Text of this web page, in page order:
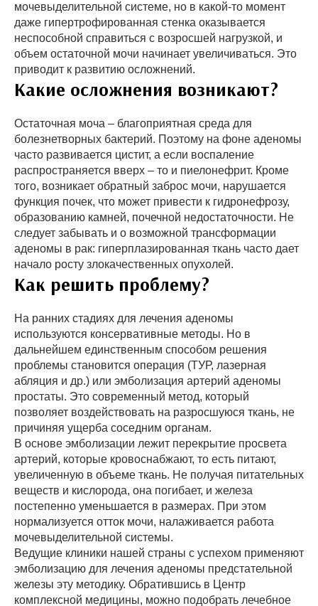
мочевыделительной системе, но в какой-то момент
даже гипертрофированная стенка оказывается
неспособной справиться с возросшей нагрузкой, и
объем остаточной мочи начинает увеличиваться. Это
приводит к развитию осложнений.
Какие осложнения возникают?
Остаточная моча – благоприятная среда для
болезнетворных бактерий. Поэтому на фоне аденомы
часто развивается цистит, а если воспаление
распространяется вверх – то и пиелонефрит. Кроме
того, возникает обратный заброс мочи, нарушается
функция почек, что может привести к гидронефрозу,
образованию камней, почечной недостаточности. Не
следует забывать и о возможной трансформации
аденомы в рак: гиперплазированная ткань часто дает
начало росту злокачественных опухолей.
Как решить проблему?
На ранних стадиях для лечения аденомы
используются консервативные методы. Но в
дальнейшем единственным способом решения
проблемы становится операция (ТУР, лазерная
абляция и др.) или эмболизация артерий аденомы
простаты. Это современный метод, который
позволяет воздействовать на разросшуюся ткань, не
причиняя ущерба соседним органам.
В основе эмболизации лежит перекрытие просвета
артерий, которые кровоснабжают, то есть питают,
увеличенную в объеме ткань. Не получая питательных
веществ и кислорода, она погибает, и железа
постепенно уменьшается в размерах. При этом
нормализуется отток мочи, налаживается работа
мочевыделительной системы.
Ведущие клиники нашей страны с успехом применяют
эмболизацию для лечения аденомы предстательной
железы эту методику. Обратившись в Центр
комплексной медицины, можно подобрать лечебное